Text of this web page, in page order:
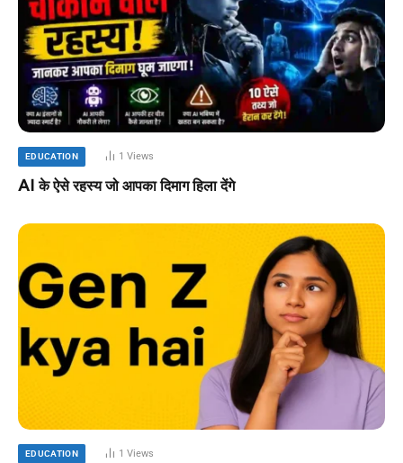
EDUCATION 1Views
AI के ऐसे रहस्य जो आपका दिमाग हिला देंगे
EDUCATION 1Views